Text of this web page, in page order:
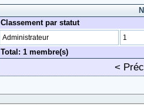
Classement par statut
Administrateur 1
Total: 1 membre(s)
<